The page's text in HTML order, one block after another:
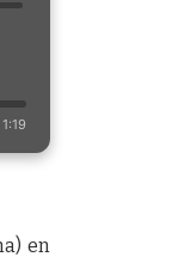
1:19
en